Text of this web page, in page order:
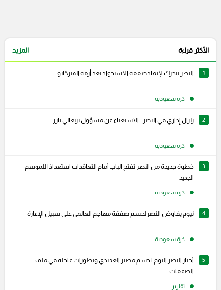
الأكثر قراءة المزيد
1 النصر يتحرك لإنقاذ صفقة الاستحواذ بعد أزمة الميركاتو
كرة سعودية
2 زلزال إداري في النصر.. الاستغناء عن مسؤول برتغالي بارز
كرة سعودية
3
خطوة جديدة من النصر تفتح الباب أمام التعاقدات استعدادًا للموسم
الجديد
كرة سعودية
4 نيوم يفاوض النصر لحسم صفقة مهاجم العالمي علي سبيل الإعارة
كرة سعودية
5
أخبار النصر اليوم | حسم مصير العقيدي وتطورات عاجلة في ملف
الصفقات
تقارير